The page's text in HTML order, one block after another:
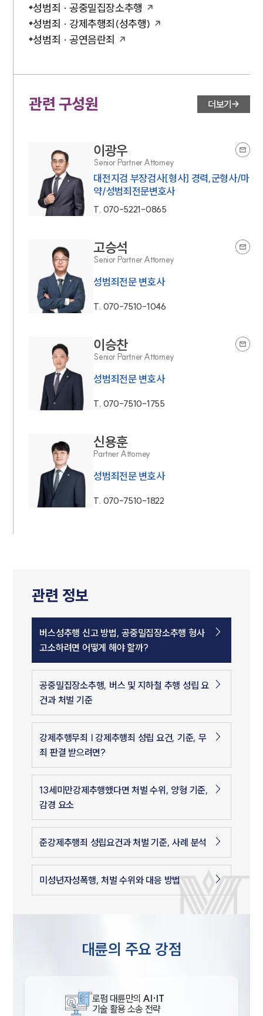
성범죄 · 공중밀집장소추행
성범죄 · 강제추행죄(성추행)
성범죄 · 공연음란죄
관련 구성원 더보기
이광우
Senior Partner Attorney
대전지검 부장검사[형사] 경력,군형사/마
약/성범죄전문변호사
T. 070-5221-0865
고승석
Senior Partner Attorney
성범죄전문 변호사
T. 070-7510-1046
이승찬
Senior Partner Attorney
성범죄전문 변호사
T. 070-7510-1755
신용훈
Partner Attorney
성범죄전문 변호사
T. 070-7510-1822
관련 정보
버스성추행 신고 방법, 공중밀집장소추행 형사
고소하려면 어떻게 해야 할까?
공중밀집장소추행, 버스 및 지하철 추행 성립 요
건과 처벌 기준
강제추행무죄 | 강제추행죄 성립 요건, 기준, 무
죄 판결 받으려면?
13세미만강제추행했다면 처벌 수위, 양형 기준,
감경 요소
준강제추행죄 성립요건과 처벌 기준, 사례 분석
미성년자성폭행, 처벌 수위와 대응 방법
대륜의 주요 강점
로펌 대륜만의 AI·IT
기술 활용 소송 전략